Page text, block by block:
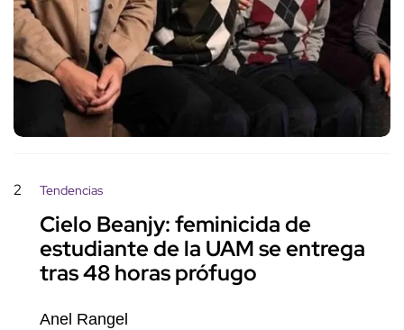
2 Tendencias
Cielo Beanjy: feminicida de
estudiante de la UAM se entrega
tras 48 horas prófugo
Anel Rangel